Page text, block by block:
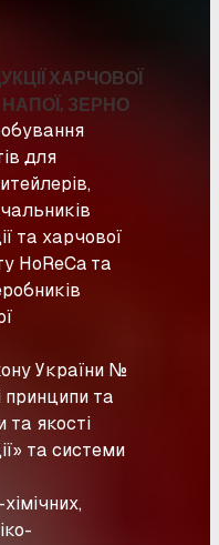
ХАРЧОВОЇ
ЗЕРНО
для
та харчової
HoReCa та
України №
принципи та
та якості
та системи